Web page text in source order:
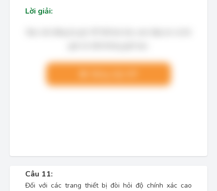
Lời giải:
Câu 11:
Đối với các trang thiết bị đòi hỏi độ chính xác cao